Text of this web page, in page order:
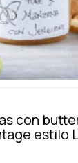
con
estilo